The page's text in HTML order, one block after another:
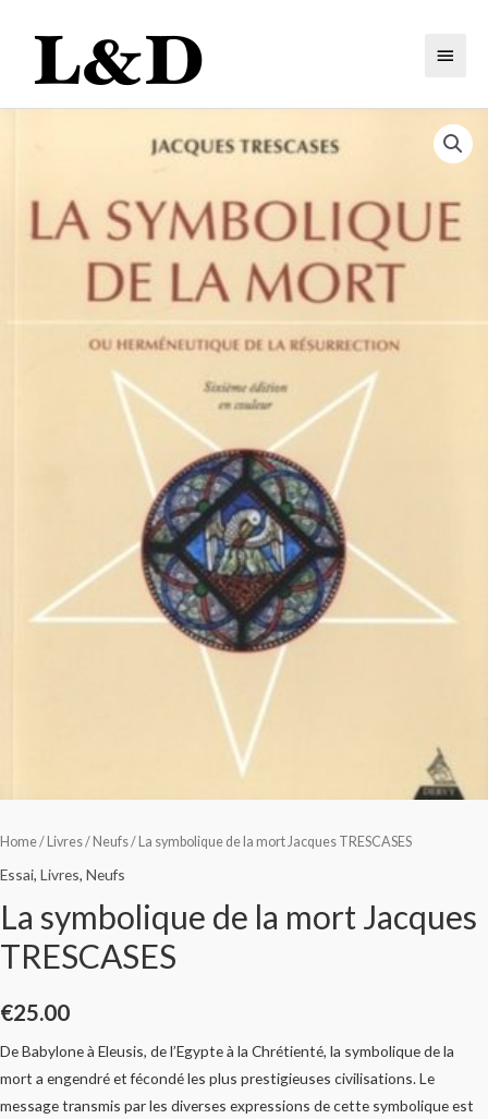
Home/ Livres/ Neufs/ La symbolique de la mort Jacques TRESCASES
Essai, Livres, Neufs
La symbolique de la mort Jacques
TRESCASES
€25.00
De Babylone à Eleusis, de l’Egypte à la Chrétienté, la symbolique de la
mort a engendré et fécondé les plus prestigieuses civilisations. Le
message transmis par les diverses expressions de cette symbolique est